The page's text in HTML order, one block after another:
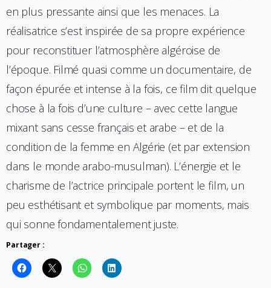
en plus pressante ainsi que les menaces. La
réalisatrice s’est inspirée de sa propre expérience
pour reconstituer l’atmosphère algéroise de
l’époque. Filmé quasi comme un documentaire, de
façon épurée et intense à la fois, ce film dit quelque
chose à la fois d’une culture – avec cette langue
mixant sans cesse français et arabe – et de la
condition de la femme en Algérie (et par extension
dans le monde arabo-musulman). L’énergie et le
charisme de l’actrice principale portent le film, un
peu esthétisant et symbolique par moments, mais
qui sonne fondamentalement juste.
Partager :